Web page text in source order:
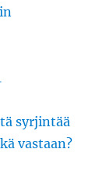
syrjintää
vastaan?